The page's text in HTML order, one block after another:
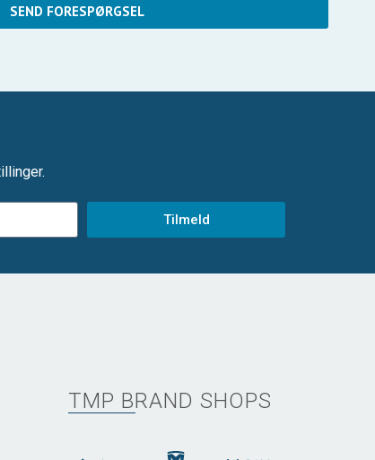
SEND FORESPØRGSEL
Tilmeld
TMP BRAND SHOPS